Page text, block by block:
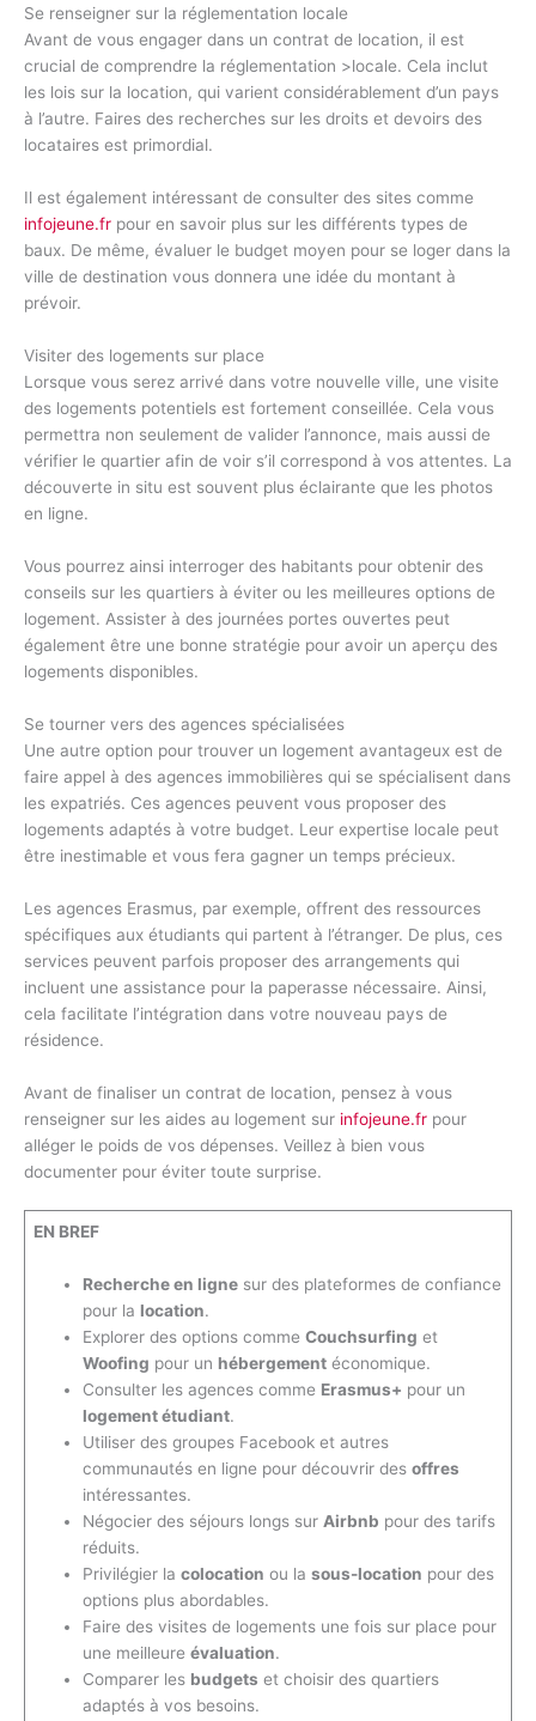
Se renseigner sur la réglementation locale
Avant de vous engager dans un contrat de location, il est
crucial de comprendre la réglementation >locale. Cela inclut
les lois sur la location, qui varient considérablement d’un pays
à l’autre. Faires des recherches sur les droits et devoirs des
locataires est primordial.
Il est également intéressant de consulter des sites comme
infojeune.fr pour en savoir plus sur les différents types de
baux. De même, évaluer le budget moyen pour se loger dans la
ville de destination vous donnera une idée du montant à
prévoir.
Visiter des logements sur place
Lorsque vous serez arrivé dans votre nouvelle ville, une visite
des logements potentiels est fortement conseillée. Cela vous
permettra non seulement de valider l’annonce, mais aussi de
vérifier le quartier afin de voir s’il correspond à vos attentes. La
découverte in situ est souvent plus éclairante que les photos
en ligne.
Vous pourrez ainsi interroger des habitants pour obtenir des
conseils sur les quartiers à éviter ou les meilleures options de
logement. Assister à des journées portes ouvertes peut
également être une bonne stratégie pour avoir un aperçu des
logements disponibles.
Se tourner vers des agences spécialisées
Une autre option pour trouver un logement avantageux est de
faire appel à des agences immobilières qui se spécialisent dans
les expatriés. Ces agences peuvent vous proposer des
logements adaptés à votre budget. Leur expertise locale peut
être inestimable et vous fera gagner un temps précieux.
Les agences Erasmus, par exemple, offrent des ressources
spécifiques aux étudiants qui partent à l’étranger. De plus, ces
services peuvent parfois proposer des arrangements qui
incluent une assistance pour la paperasse nécessaire. Ainsi,
cela facilitate l’intégration dans votre nouveau pays de
résidence.
Avant de finaliser un contrat de location, pensez à vous
renseigner sur les aides au logement sur infojeune.fr pour
alléger le poids de vos dépenses. Veillez à bien vous
documenter pour éviter toute surprise.
EN BREF
Recherche en lignesur des plateformes de confiance
pour la location.
Explorer des options comme Couchsurfing et
Woofing pour un hébergementéconomique.
Consulter les agences comme Erasmus+ pour un
logement étudiant.
Utiliser des groupes Facebook et autres
communautés en ligne pour découvrir des offres
intéressantes.
Négocier des séjours longs sur Airbnb pour des tarifs
réduits.
Privilégier la colocation ou la sous-location pour des
options plus abordables.
Faire des visites de logements une fois sur place pour
une meilleure évaluation.
Comparer les budgets et choisir des quartiers
adaptés à vos besoins.